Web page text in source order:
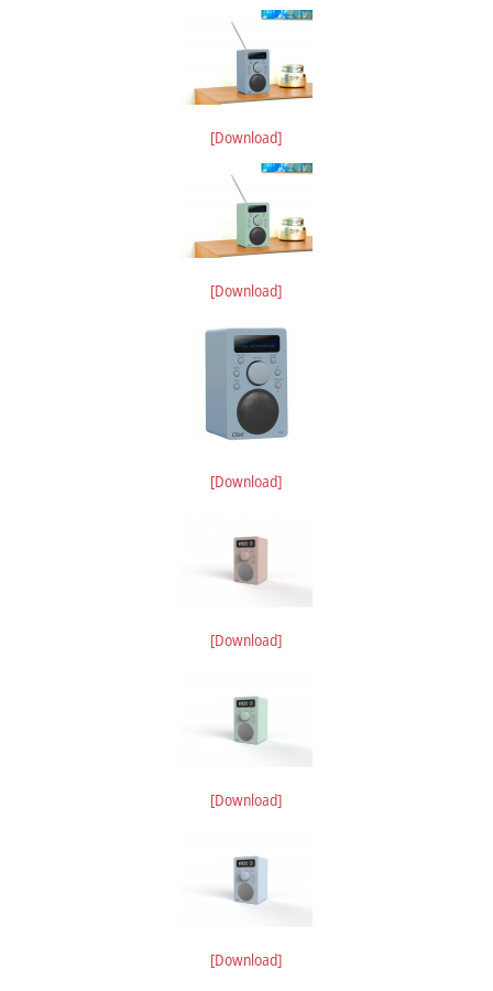
[Download]
[Download]
[Download]
[Download]
[Download]
[Download]